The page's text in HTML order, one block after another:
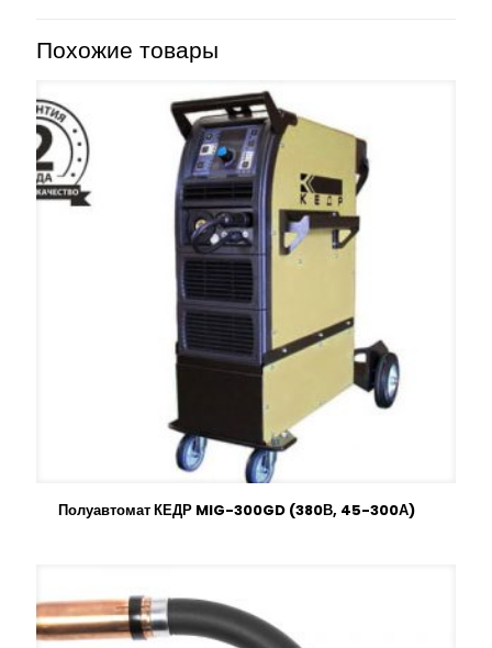
Похожие товары
Полуавтомат КЕДР MIG-300GD (380В, 45-300А)